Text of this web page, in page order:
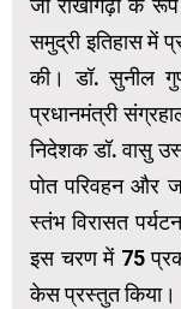
जो राखीगढ़ी के
समुद्री इतिहास में
की। डॉ. सुनील
प्रधानमंत्री
निदेशक डॉ. वासु
पोत परिवहन और
स्तंभ विरासत
इस चरण में 75
केस प्रस्तुत किया।